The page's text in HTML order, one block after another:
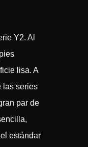
Y2. Al
lisa. A
las series
par de
estándar